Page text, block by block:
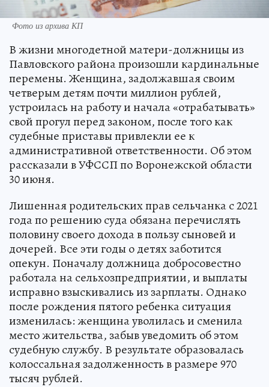
Фото из архива КП
В жизни многодетной матери-должницы из
Павловского района произошли кардинальные
перемены. Женщина, задолжавшая своим
четверым детям почти миллион рублей,
устроилась на работу и начала «отрабатывать»
свой прогул перед законом, после того как
судебные приставы привлекли ее к
административной ответственности. Об этом
рассказали в УФССП по Воронежской области
30 июня.
Лишенная родительских прав сельчанка с 2021
года по решению суда обязана перечислять
половину своего дохода в пользу сыновей и
дочерей. Все эти годы о детях заботится
опекун. Поначалу должница добросовестно
работала на сельхозпредприятии, и выплаты
исправно взыскивались из зарплаты. Однако
после рождения пятого ребенка ситуация
изменилась: женщина уволилась и сменила
место жительства, забыв уведомить об этом
судебную службу. В результате образовалась
колоссальная задолженность в размере 970
тысяч рублей.